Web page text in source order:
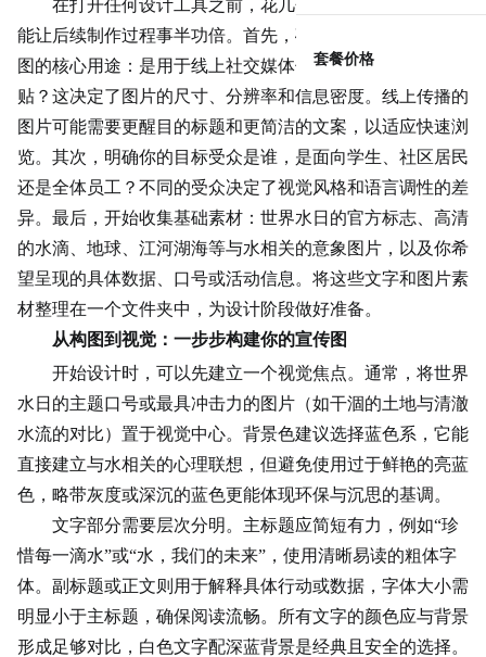
套餐价格
在打开任何设计工具之前，花几分钟明确几个关键点，
能让后续制作过程事半功倍。首先，确定这张世界水日宣传
图的核心用途：是用于线上社交媒体传播，还是线下打印张
贴？这决定了图片的尺寸、分辨率和信息密度。线上传播的
图片可能需要更醒目的标题和更简洁的文案，以适应快速浏
览。其次，明确你的目标受众是谁，是面向学生、社区居民
还是全体员工？不同的受众决定了视觉风格和语言调性的差
异。最后，开始收集基础素材：世界水日的官方标志、高清
的水滴、地球、江河湖海等与水相关的意象图片，以及你希
望呈现的具体数据、口号或活动信息。将这些文字和图片素
材整理在一个文件夹中，为设计阶段做好准备。
从构图到视觉：一步步构建你的宣传图
开始设计时，可以先建立一个视觉焦点。通常，将世界
水日的主题口号或最具冲击力的图片（如干涸的土地与清澈
水流的对比）置于视觉中心。背景色建议选择蓝色系，它能
直接建立与水相关的心理联想，但避免使用过于鲜艳的亮蓝
色，略带灰度或深沉的蓝色更能体现环保与沉思的基调。
文字部分需要层次分明。主标题应简短有力，例如“珍
惜每一滴水”或“水，我们的未来”，使用清晰易读的粗体字
体。副标题或正文则用于解释具体行动或数据，字体大小需
明显小于主标题，确保阅读流畅。所有文字的颜色应与背景
形成足够对比，白色文字配深蓝背景是经典且安全的选择。